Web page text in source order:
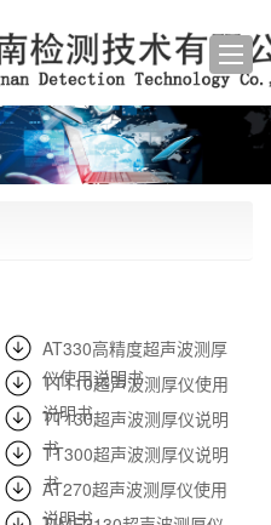
AT330高精度超声波测厚
仪使用说明书
TT110超声波测厚仪使用
说明书
TT130超声波测厚仪说明
书
TT300超声波测厚仪说明
书
AT270超声波测厚仪使用
说明书